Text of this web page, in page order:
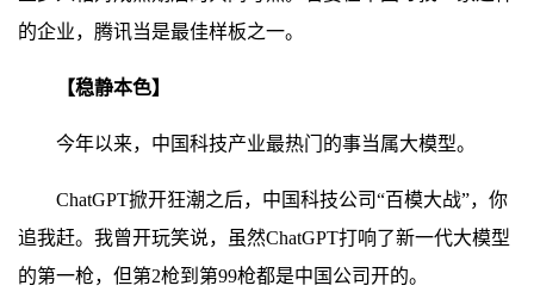
的企业，腾讯当是最佳样板之一。
【稳静本色】
今年以来，中国科技产业最热门的事当属大模型。
ChatGPT掀开狂潮之后，中国科技公司“百模大战”，你
追我赶。我曾开玩笑说，虽然ChatGPT打响了新一代大模型
的第一枪，但第2枪到第99枪都是中国公司开的。